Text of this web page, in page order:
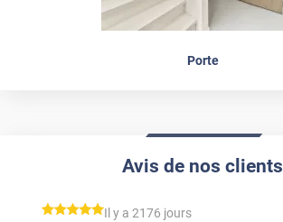
Porte
Avis de nos clients
*****
Il y a 2176 jours